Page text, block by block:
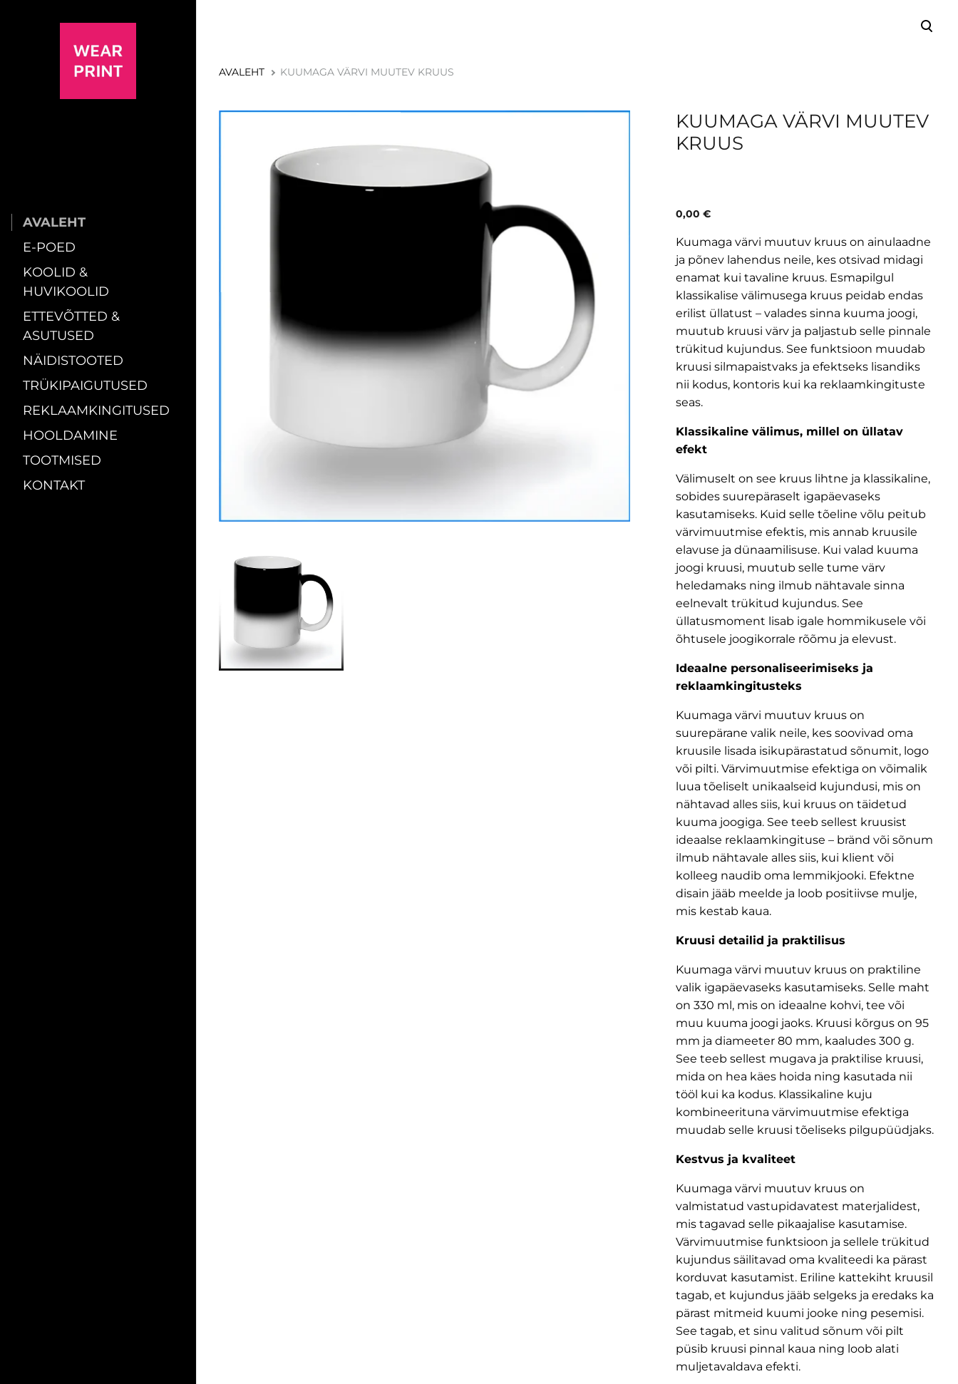
AVALEHT
E-POED
KOOLID &
HUVIKOOLID
ETTEVÕTTED &
ASUTUSED
NÄIDISTOOTED
TRÜKIPAIGUTUSED
REKLAAMKINGITUSED
HOOLDAMINE
TOOTMISED
KONTAKT
AVALEHT KUUMAGA VÄRVI MUUTEV KRUUS
KUUMAGA VÄRVI MUUTEV
KRUUS
0,00 €
Kuumaga värvi muutuv kruus on ainulaadne
ja põnev lahendus neile, kes otsivad midagi
enamat kui tavaline kruus. Esmapilgul
klassikalise välimusega kruus peidab endas
erilist üllatust – valades sinna kuuma joogi,
muutub kruusi värv ja paljastub selle pinnale
trükitud kujundus. See funktsioon muudab
kruusi silmapaistvaks ja efektseks lisandiks
nii kodus, kontoris kui ka reklaamkingituste
seas.
Klassikaline välimus, millel on üllatav
efekt
Välimuselt on see kruus lihtne ja klassikaline,
sobides suurepäraselt igapäevaseks
kasutamiseks. Kuid selle tõeline võlu peitub
värvimuutmise efektis, mis annab kruusile
elavuse ja dünaamilisuse. Kui valad kuuma
joogi kruusi, muutub selle tume värv
heledamaks ning ilmub nähtavale sinna
eelnevalt trükitud kujundus. See
üllatusmoment lisab igale hommikusele või
õhtusele joogikorrale rõõmu ja elevust.
Ideaalne personaliseerimiseks ja
reklaamkingitusteks
Kuumaga värvi muutuv kruus on
suurepärane valik neile, kes soovivad oma
kruusile lisada isikupärastatud sõnumit, logo
või pilti. Värvimuutmise efektiga on võimalik
luua tõeliselt unikaalseid kujundusi, mis on
nähtavad alles siis, kui kruus on täidetud
kuuma joogiga. See teeb sellest kruusist
ideaalse reklaamkingituse – bränd või sõnum
ilmub nähtavale alles siis, kui klient või
kolleeg naudib oma lemmikjooki. Efektne
disain jääb meelde ja loob positiivse mulje,
mis kestab kaua.
Kruusi detailid ja praktilisus
Kuumaga värvi muutuv kruus on praktiline
valik igapäevaseks kasutamiseks. Selle maht
on 330 ml, mis on ideaalne kohvi, tee või
muu kuuma joogi jaoks. Kruusi kõrgus on 95
mm ja diameeter 80 mm, kaaludes 300 g.
See teeb sellest mugava ja praktilise kruusi,
mida on hea käes hoida ning kasutada nii
tööl kui ka kodus. Klassikaline kuju
kombineerituna värvimuutmise efektiga
muudab selle kruusi tõeliseks pilgupüüdjaks.
Kestvus ja kvaliteet
Kuumaga värvi muutuv kruus on
valmistatud vastupidavatest materjalidest,
mis tagavad selle pikaajalise kasutamise.
Värvimuutmise funktsioon ja sellele trükitud
kujundus säilitavad oma kvaliteedi ka pärast
korduvat kasutamist. Eriline kattekiht kruusil
tagab, et kujundus jääb selgeks ja eredaks ka
pärast mitmeid kuumi jooke ning pesemisi.
See tagab, et sinu valitud sõnum või pilt
püsib kruusi pinnal kaua ning loob alati
muljetavaldava efekti.